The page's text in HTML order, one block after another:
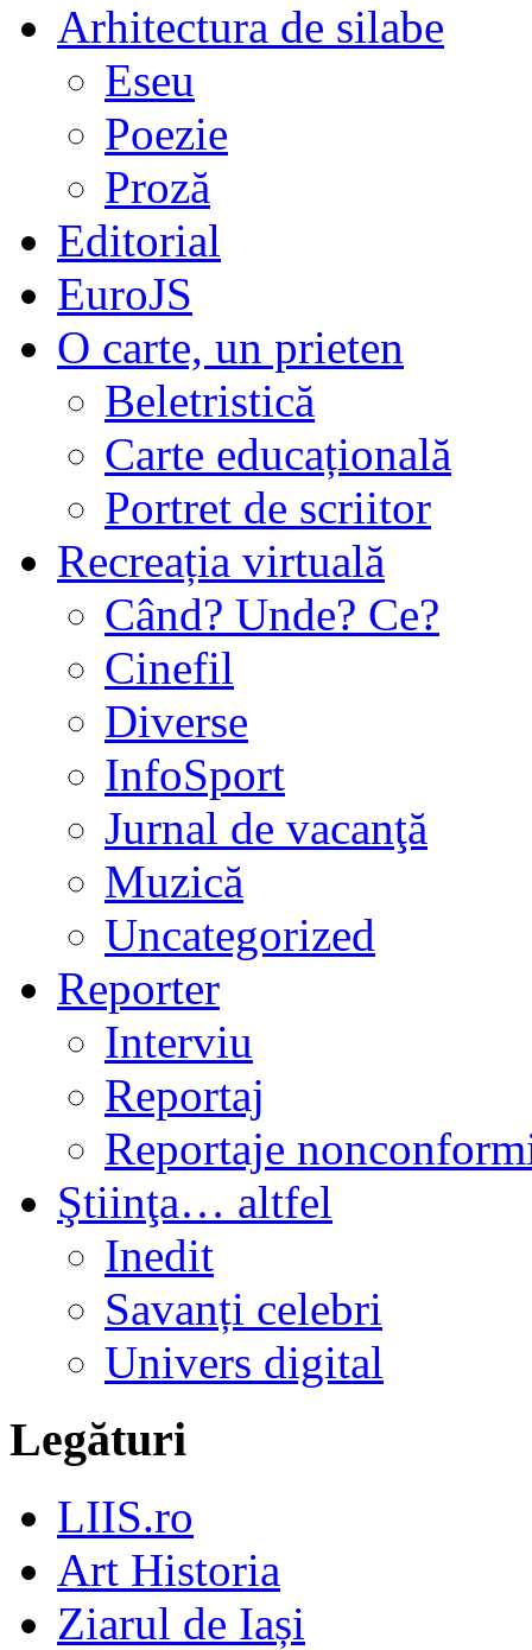
Arhitectura de silabe
Eseu
Poezie
Proză
Editorial
EuroJS
O carte, un prieten
Beletristică
Carte educațională
Portret de scriitor
Recreația virtuală
Când? Unde? Ce?
Cinefil
Diverse
InfoSport
Jurnal de vacanţă
Muzică
Uncategorized
Reporter
Interviu
Reportaj
Reportaje
Ştiinţa… altfel
Inedit
Savanți celebri
Univers digital
Legături
LIIS.ro
Art Historia
Ziarul de Iași